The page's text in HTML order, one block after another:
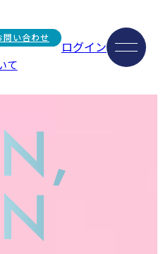
問い合わせ
て
ログイン